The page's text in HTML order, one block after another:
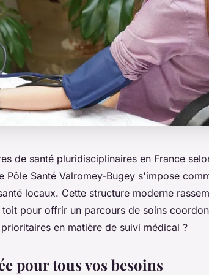
de santé pluridisciplinaires en France
Pôle Santé Valromey-Bugey s'impose
locaux. Cette structure moderne
pour offrir un parcours de soins
en matière de suivi médical ?
pour tous vos besoins